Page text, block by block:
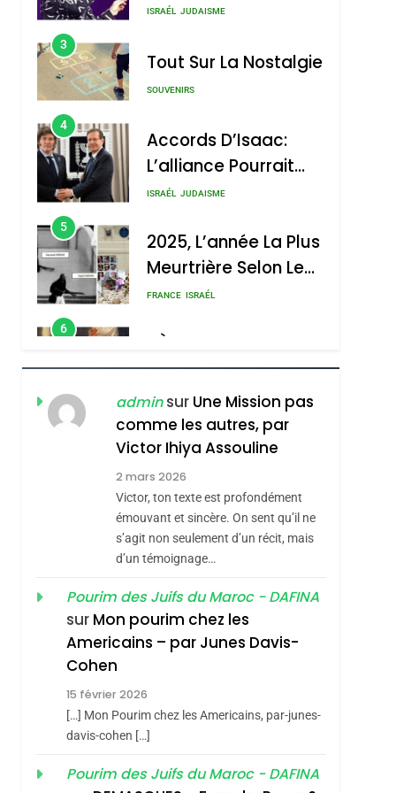
Nouvelle Chanson De
ISRAÉL JUDAISME
3
Tout Sur La Nostalgie
SOUVENIRS
4
Accords D’Isaac:
L’alliance Pourrait
S’étendre À 13 Pays
ISRAÉL JUDAISME
5
2025, L’année La Plus
Meurtrière Selon Le
Rapport D’ADL
FRANCE ISRAÉL
6
FIÈRE, DIGNE ET
RÉSILIENTE :
POURQUOI JE
REVENDIQUE MA
JUDAÏTE Par Thérèse
Zrihen-Dvir
ISRAÉL JUDAISME
CE QUI NOUS
MANQUE – Jacques
Hadida
JUDAISME
Maroc : Les Amandes
De Tafraout, Le Miel
De Tadla Azilal
Consacrés Produits
Du Terroir
DAFINA MAROC
Oeil Ravageur –
2
Dis Guerre»: La
adminsur Une Mission pas
comme les autres, par
Victor Ihiya Assouline
2 mars 2026
Victor, ton texte est profondément
émouvant et sincère. On sent qu’il ne
s’agit non seulement d’un récit, mais
d’un témoignage…
Pourim des Juifs du Maroc - DAFINA
sur Mon pourim chez les
Americains – par Junes Davis-
Cohen
15 février 2026
[…] Mon Pourim chez les Americains, par-junes-
davis-cohen […]
Pourim des Juifs du Maroc - DAFINA
Thérèse Zrihen-